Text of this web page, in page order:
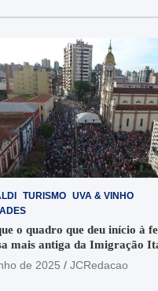
TURISMO UVA & VINHO
o quadro que deu início à
mais antiga da Imigração
Santuário Santo Antônio
de 2025 JCRedacao